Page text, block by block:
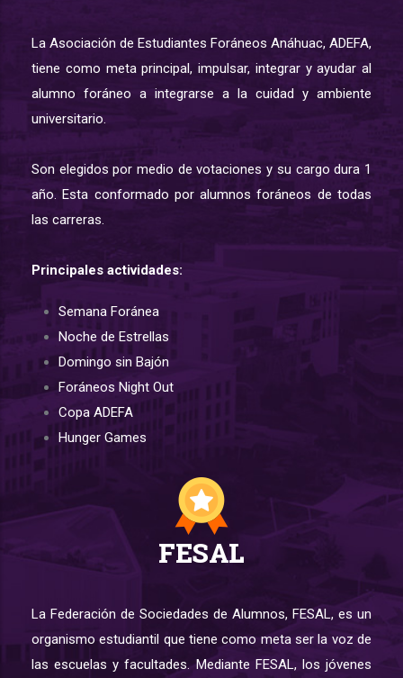
La Asociación de Estudiantes Foráneos Anáhuac, ADEFA,
tiene como meta principal, impulsar, integrar y ayudar al
alumno foráneo a integrarse a la cuidad y ambiente
universitario.
Son elegidos por medio de votaciones y su cargo dura 1
año. Esta conformado por alumnos foráneos de todas
las carreras.
Principales actividades:
Semana Foránea
Noche de Estrellas
Domingo sin Bajón
Foráneos Night Out
Copa ADEFA
Hunger Games
FESAL
La Federación de Sociedades de Alumnos, FESAL, es un
organismo estudiantil que tiene como meta ser la voz de
las escuelas y facultades. Mediante FESAL, los jóvenes